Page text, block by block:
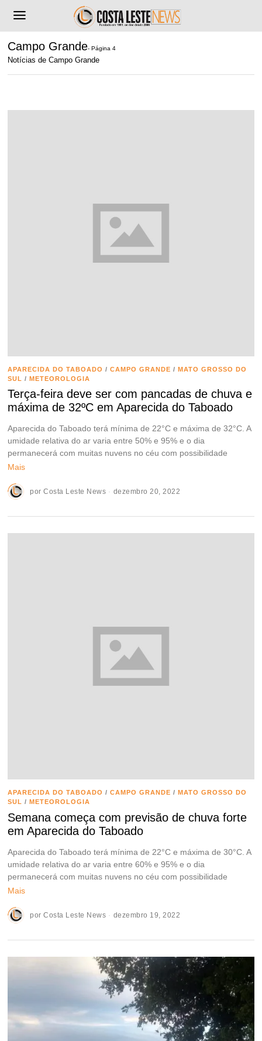
Campo Grande- Página 4
Notícias de Campo Grande
APARECIDA DO TABOADO / CAMPO GRANDE / MATO GROSSO DO
SUL / METEOROLOGIA
Terça-feira deve ser com pancadas de chuva e
máxima de 32ºC em Aparecida do Taboado
Aparecida do Taboado terá mínima de 22°C e máxima de 32°C. A
umidade relativa do ar varia entre 50% e 95% e o dia
permanecerá com muitas nuvens no céu com possibilidade
Mais
porCosta Leste News dezembro 20, 2022
APARECIDA DO TABOADO / CAMPO GRANDE / MATO GROSSO DO
SUL / METEOROLOGIA
Semana começa com previsão de chuva forte
em Aparecida do Taboado
Aparecida do Taboado terá mínima de 22°C e máxima de 30°C. A
umidade relativa do ar varia entre 60% e 95% e o dia
permanecerá com muitas nuvens no céu com possibilidade
Mais
porCosta Leste News dezembro 19, 2022